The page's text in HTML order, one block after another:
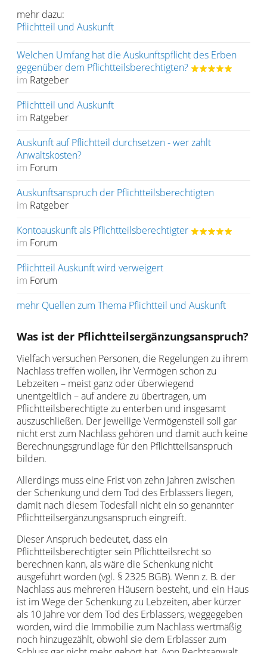
mehr dazu:
Pflichtteil und Auskunft
Welchen Umfang hat die Auskunftspflicht des Erben
gegenüber dem Pflichtteilsberechtigten?
im Ratgeber
Pflichtteil und Auskunft
im Ratgeber
Auskunft auf Pflichtteil durchsetzen - wer zahlt
Anwaltskosten?
im Forum
Auskunftsanspruch der Pflichtteilsberechtigten
im Ratgeber
Kontoauskunft als Pflichtteilsberechtigter
im Forum
Pflichtteil Auskunft wird verweigert
im Forum
mehr Quellen zum Thema Pflichtteil und Auskunft
Was ist der Pflichtteilsergänzungsanspruch?
Vielfach versuchen Personen, die Regelungen zu ihrem
Nachlass treffen wollen, ihr Vermögen schon zu
Lebzeiten – meist ganz oder überwiegend
unentgeltlich – auf andere zu übertragen, um
Pflichtteilsberechtigte zu enterben und insgesamt
auszuschließen. Der jeweilige Vermögensteil soll gar
nicht erst zum Nachlass gehören und damit auch keine
Berechnungsgrundlage für den Pflichtteilsanspruch
bilden.
Allerdings muss eine Frist von zehn Jahren zwischen
der Schenkung und dem Tod des Erblassers liegen,
damit nach diesem Todesfall nicht ein so genannter
Pflichtteilsergänzungsanspruch eingreift.
Dieser Anspruch bedeutet, dass ein
Pflichtteilsberechtigter sein Pflichtteilsrecht so
berechnen kann, als wäre die Schenkung nicht
ausgeführt worden (vgl. § 2325 BGB). Wenn z. B. der
Nachlass aus mehreren Häusern besteht, und ein Haus
ist im Wege der Schenkung zu Lebzeiten, aber kürzer
als 10 Jahre vor dem Tod des Erblassers, weggegeben
worden, wird die Immobilie zum Nachlass wertmäßig
noch hinzugezählt, obwohl sie dem Erblasser zum